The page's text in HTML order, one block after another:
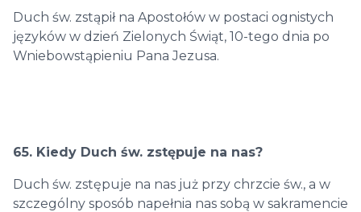
Duch św. zstąpił na Apostołów w postaci ognistych
języków w dzień Zielonych Świąt, 10-tego dnia po
Wniebowstąpieniu Pana Jezusa.
65. Kiedy Duch św. zstępuje na nas?
Duch św. zstępuje na nas już przy chrzcie św., a w
szczególny sposób napełnia nas sobą w sakramencie